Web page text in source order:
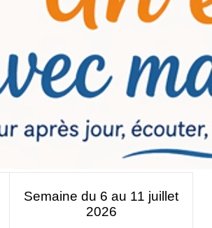
Semaine du 6 au 11 juillet
2026